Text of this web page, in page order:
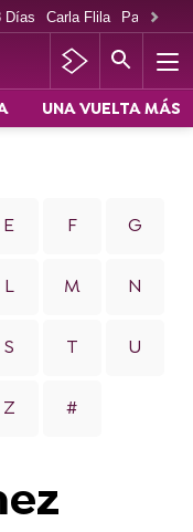
Días Carla Flila Paco
UNA VUELTA MÁS
E F G
L M N
S T U
Z #